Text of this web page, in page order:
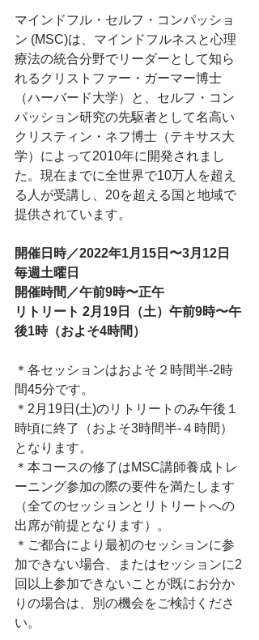
マインドフル・セルフ・コンパッショ
ン (MSC)は、マインドフルネスと心理
療法の統合分野でリーダーとして知ら
れるクリストファー・ガーマー博士
（ハーバード大学）と、セルフ・コン
パッション研究の先駆者として名高い
クリスティン・ネフ博士（テキサス大
学）によって2010年に開発されまし
た。現在までに全世界で10万人を超え
る人が受講し、20を超える国と地域で
提供されています。
開催日時／2022年1月15日〜3月12日
毎週土曜日
開催時間／午前9時〜正午
リトリート 2月19日（土）午前9時〜午
後1時（およそ4時間）
＊各セッションはおよそ２時間半-2時
間45分です。
＊2月19日(土)のリトリートのみ午後１
時頃に終了（およそ3時間半-４時間）
となります。
＊本コースの修了はMSC講師養成トレ
ーニング参加の際の要件を満たします
（全てのセッションとリトリートへの
出席が前提となります）。
＊ご都合により最初のセッションに参
加できない場合、またはセッションに2
回以上参加できないことが既にお分か
りの場合は、別の機会をご検討くださ
い。